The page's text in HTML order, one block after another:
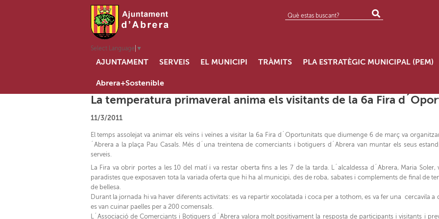
Select Language ▼
AJUNTAMENT SERVEIS EL MUNICIPI TRÀMITS PLA ESTRATÈGIC MUNICIPAL (PEM)
Abrera+Sostenible
La temperatura primaveral anima els visitants de la 6a Fira
11/3/2011
El temps assolejat va animar els veïns i veïnes a visitar la 6a Fira d´Oportunitats que diumenge 6 de març va
´Abrera a la plaça Pau Casals. Més d´una treintena de comerciants i botiguers d´Abrera van muntar els seus
serveis.
La Fira va obrir portes a les 10 del matí i va restar oberta fins a les 7 de la tarda. L´alcaldessa d´Abrera, Maria
paradistes que exposaven tota la variada oferta que hi ha al municipi, des de roba, sabates i complements de final de
de bellesa.
Durant la jornada hi va haver diferents activitats: es va repartir xocolatada i coca per a tothom, es va fer una cercavila
es van cuinar paelles per a 200 comensals.
L´Associació de Comerciants i Botiguers d´Abrera valora molt positivament la resposta de participants i visitants i